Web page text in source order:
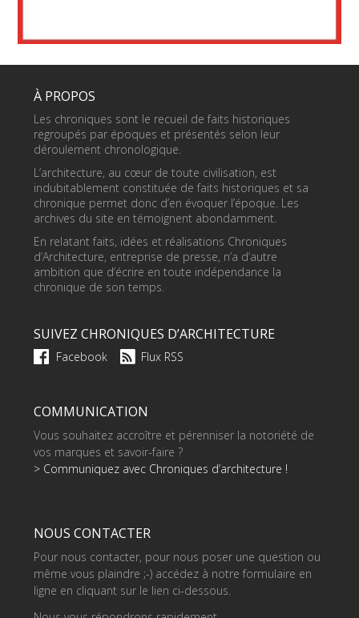
À PROPOS
Les chroniques sont le recueil de faits historiques
regroupés par époques et présentés selon leur
déroulement chronologique.
L’architecture, au cœur de toute civilisation, est
indubitablement constituée de faits historiques et sa
chronique permet donc d’en évoquer l’époque. Les
archives du site en témoignent abondamment.
En relatant faits, idées et réalisations Chroniques
d’Architecture, entreprise de presse, n’a d’autre
ambition que d’écrire en toute indépendance la
chronique de son temps.
SUIVEZ CHRONIQUES D’ARCHITECTURE
Facebook Flux RSS
COMMUNICATION
Vous souhaitez accroître et pérenniser la notoriété de
vos marques et savoir-faire ?
> Communiquez avec Chroniques d’architecture !
NOUS CONTACTER
Pour nous contacter, pour nous poser une question ou
même vous plaindre ;-) accédez à notre formulaire en
ligne en cliquant sur le lien ci-dessous.